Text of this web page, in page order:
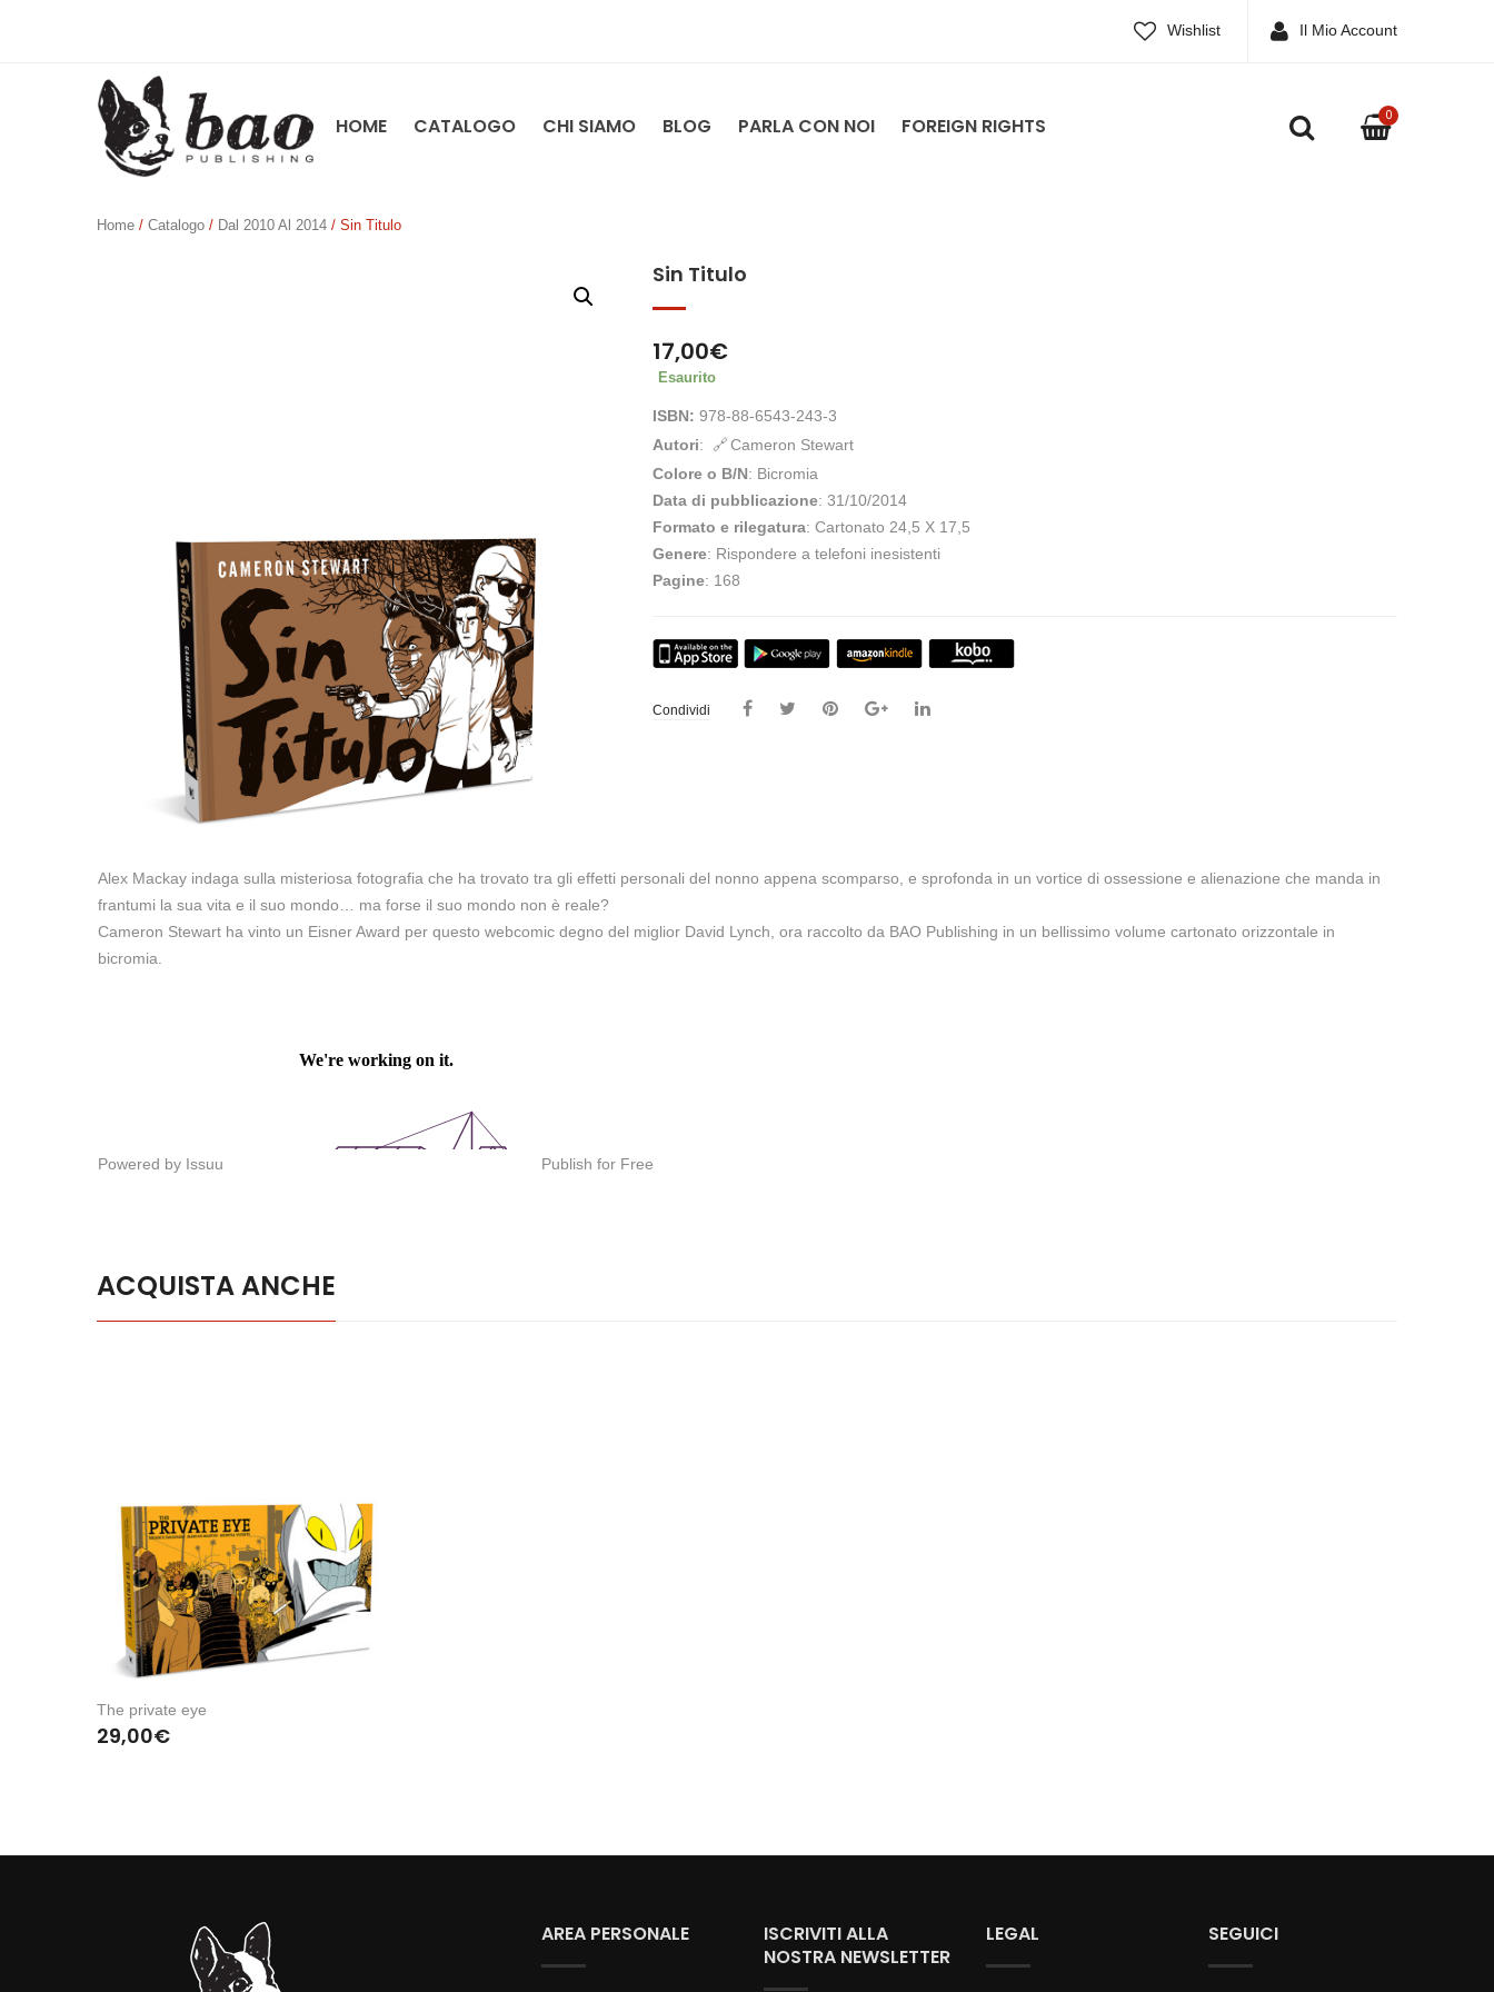
Wishlist Il Mio Account
HOME CATALOGO CHI SIAMO BLOG PARLA CON NOI FOREIGN RIGHTS 0
Home / Catalogo / Dal 2010 Al 2014 / Sin Titulo
Sin Titulo
17,00€
Esaurito
ISBN: 978-88-6543-243-3
Autori:
Cameron Stewart
Colore o B/N: Bicromia
Data di pubblicazione: 31/10/2014
Formato e rilegatura: Cartonato 24,5 X 17,5
Genere: Rispondere a telefoni inesistenti
Pagine: 168
Condividi
Alex Mackay indaga sulla misteriosa fotografia che ha trovato tra gli effetti personali del nonno appena scomparso, e sprofonda in un vortice di ossessione e alienazione che manda in
frantumi la sua vita e il suo mondo… ma forse il suo mondo non è reale?
Cameron Stewart ha vinto un Eisner Award per questo webcomic degno del miglior David Lynch, ora raccolto da BAO Publishing in un bellissimo volume cartonato orizzontale in
bicromia.
Powered by Issuu Publish for Free
ACQUISTA ANCHE
The private eye
29,00€
AREA PERSONALE
ISCRIVITI ALLA
NOSTRA NEWSLETTER
LEGAL SEGUICI